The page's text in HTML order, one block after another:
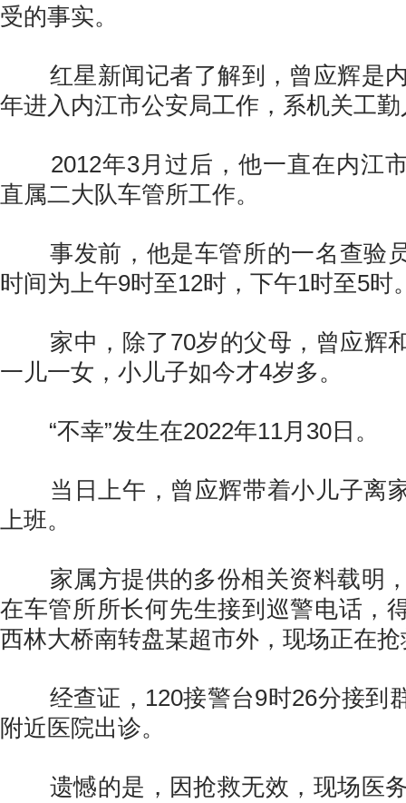
受的事实。
红星新闻记者了解到，曾应辉是内
年进入内江市公安局工作，系机关工
2012年3月过后，他一直在内江
直属二大队车管所工作。
事发前，他是车管所的一名查验
时间为上午9时至12时，下午1时至5时
家中，除了70岁的父母，曾应辉
一儿一女，小儿子如今才4岁多。
“不幸”发生在2022年11月30日。
当日上午，曾应辉带着小儿子离
上班。
家属方提供的多份相关资料载明，
在车管所所长何先生接到巡警电话，
西林大桥南转盘某超市外，现场正在抢
经查证，120接警台9时26分接到
附近医院出诊。
遗憾的是，因抢救无效，现场医务